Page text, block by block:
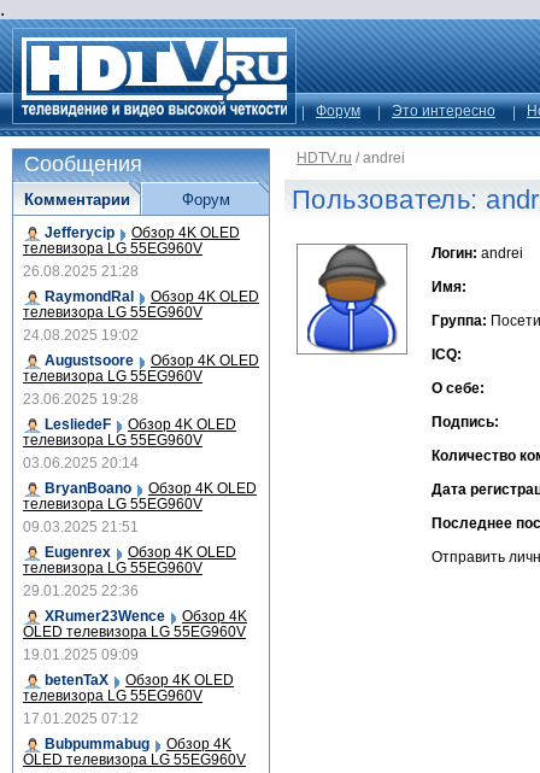
.
Форум Это интересно
HDTV.ru / andrei
Пользователь:
Логин: andrei
Имя:
Группа:
ICQ:
О себе:
Подпись:
Количество
Дата
Последнее
Отправить
Сообщения
Комментарии
Jefferycip Обзор 4K OLED
телевизора LG 55EG960V
26.08.2025 21:28
RaymondRal
Обзор 4K OLED
телевизора LG 55EG960V
24.08.2025 19:02
Augustsoore
Обзор 4K OLED
телевизора LG 55EG960V
23.06.2025 19:28
LesliedeF
Обзор 4K OLED
телевизора LG 55EG960V
03.06.2025 20:14
BryanBoano
Обзор 4K OLED
телевизора LG 55EG960V
09.03.2025 21:51
Eugenrex
Обзор 4K OLED
телевизора LG 55EG960V
29.01.2025 22:36
XRumer23Wence
Обзор 4K
OLED телевизора LG 55EG960V
19.01.2025 09:09
betenTaX
Обзор 4K OLED
телевизора LG 55EG960V
17.01.2025 07:12
Bubpummabug
Обзор 4K
OLED телевизора LG 55EG960V
Форум